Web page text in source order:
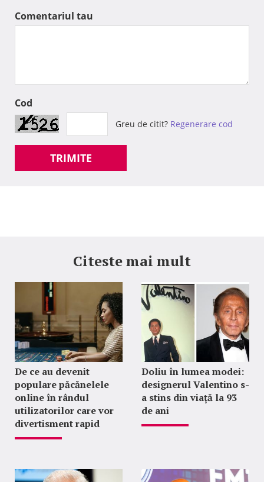
Comentariul tau
Cod
Greu de citit? Regenerare cod
TRIMITE
Citeste mai mult
De ce au devenit
populare păcănelele
online în rândul
utilizatorilor care vor
divertisment rapid
Doliu în lumea modei:
designerul Valentino s-
a stins din viață la 93
de ani